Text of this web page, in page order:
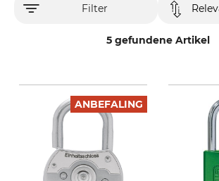
Filter
5 gefundene Artikel
ANBEFALING